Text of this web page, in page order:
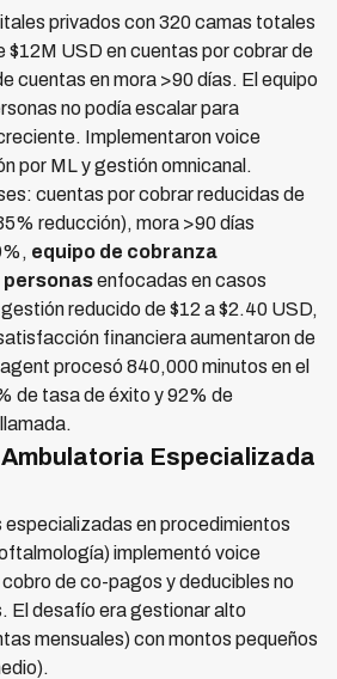
privados con 320 camas totales
USD en cuentas por cobrar de
cuentas en mora >90 días. El equipo
no podía escalar para
Implementaron voice
por ML y gestión omnicanal.
cuentas por cobrar reducidas de
reducción), mora >90 días
equipo de cobranza
enfocadas en casos
reducido de $12 a $2.40 USD,
financiera aumentaron de
procesó 840,000 minutos en el
de tasa de éxito y 92% de
Especializada
especializadas en procedimientos
implementó voice
de co-pagos y deducibles no
El desafío era gestionar alto
mensuales) con montos pequeños